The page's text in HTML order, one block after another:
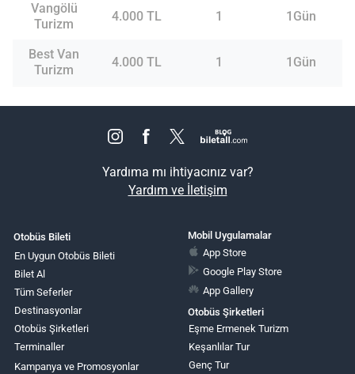
Vangölü
Turizm
4.000 TL 1 1Gün
Best Van
Turizm
4.000 TL 1 1Gün
Yardıma mı ihtiyacınız var?
Yardım ve İletişim
Otobüs Bileti
En Uygun Otobüs Bileti
Bilet Al
Tüm Seferler
Destinasyonlar
Otobüs Şirketleri
Terminaller
Kampanya ve Promosyonlar
Mobil Uygulamalar
App Store
Google Play Store
App Gallery
Otobüs Şirketleri
Eşme Ermenek Turizm
Keşanlılar Tur
Genç Tur